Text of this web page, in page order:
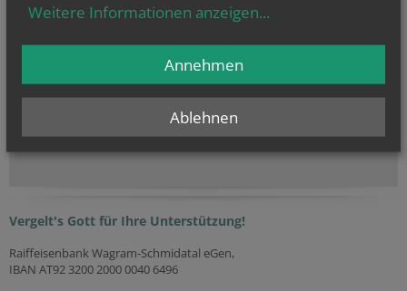
NAMENSTAGE
Vergelt's Gott für Ihre Unterstützung!
Raiffeisenbank Wagram-Schmidatal eGen,
IBAN AT92 3200 2000 0040 6496
Weitere Informationen anzeigen...
Ablehnen
Annehmen